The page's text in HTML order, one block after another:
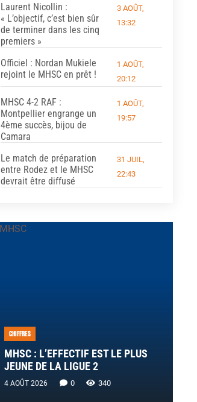
Laurent Nicollin :
« L’objectif, c’est bien sûr
de terminer dans les cinq
premiers »
3 AOÛT,
13:32
Officiel : Nordan Mukiele
rejoint le MHSC en prêt !
1 AOÛT,
20:12
MHSC 4-2 RAF :
Montpellier engrange un
4ème succès, bijou de
Camara
1 AOÛT,
19:57
Le match de préparation
entre Rodez et le MHSC
devrait être diffusé
31 JUIL,
22:43
CHIFFRES
MHSC : L’EFFECTIF EST LE PLUS
JEUNE DE LA LIGUE 2
4 AOÛT 2026 0 340